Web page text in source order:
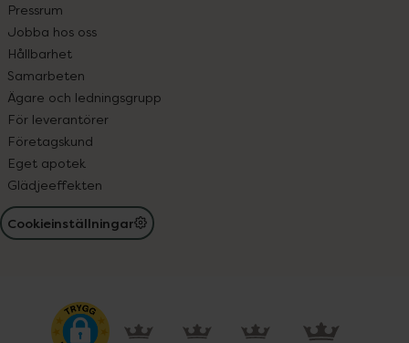
Pressrum
Jobba hos oss
Hållbarhet
Samarbeten
Ägare och ledningsgrupp
För leverantörer
Företagskund
Eget apotek
Glädjeeffekten
Cookieinställningar